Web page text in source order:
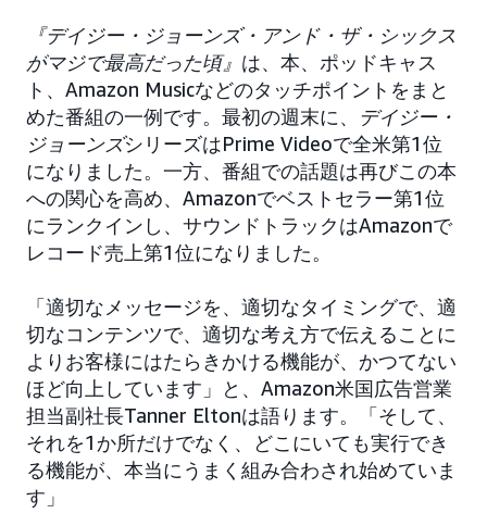
『デイジー・ジョーンズ・アンド・ザ・シックス
がマジで最高だった頃』 は、本、ポッドキャス
ト、Amazon Musicなどのタッチポイントをまと
めた番組の一例です。最初の週末に、 デイジー・
ジョーンズシリーズはPrime Videoで全米第1位
になりました。一方、番組での話題は再びこの本
への関心を高め、Amazonでベストセラー第1位
にランクインし、サウンドトラックはAmazonで
レコード売上第1位になりました。
「適切なメッセージを、適切なタイミングで、適
切なコンテンツで、適切な考え方で伝えることに
よりお客様にはたらきかける機能が、かつてない
ほど向上しています」と、Amazon米国広告営業
担当副社長Tanner Eltonは語ります。「そして、
それを1か所だけでなく、どこにいても実行でき
る機能が、本当にうまく組み合わされ始めていま
す」